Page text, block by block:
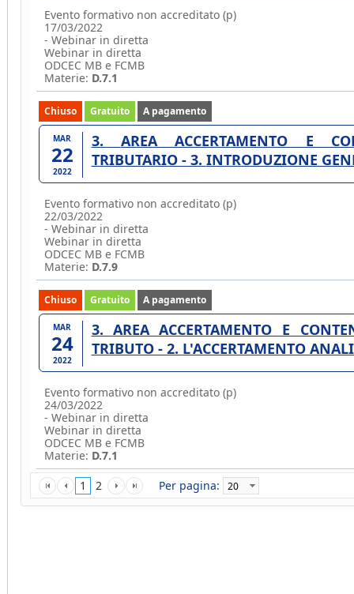
1 2 Per pagina:
Evento formativo non accreditato (p)
17/03/2022
- Webinar in diretta
Webinar in diretta
ODCEC MB e FCMB
Materie: D.7.1
Chiuso Gratuito A pagamento
MAR
22
2022
3. AREA ACCERTAMENTO E CONTENZIOSO TRIBUTARIO. CONTENZIOSO
TRIBUTARIO - 3. INTRODUZIONE
Evento formativo non accreditato (p)
22/03/2022
- Webinar in diretta
Webinar in diretta
ODCEC MB e FCMB
Materie: D.7.9
Chiuso Gratuito A pagamento
MAR
24
2022
3. AREA ACCERTAMENTO E CONTENZIOSO TRIBUTARIO. ACCERTAMENTO DEL
TRIBUTO - 2. L'ACCERTAMENTO
Evento formativo non accreditato (p)
24/03/2022
- Webinar in diretta
Webinar in diretta
ODCEC MB e FCMB
Materie: D.7.1